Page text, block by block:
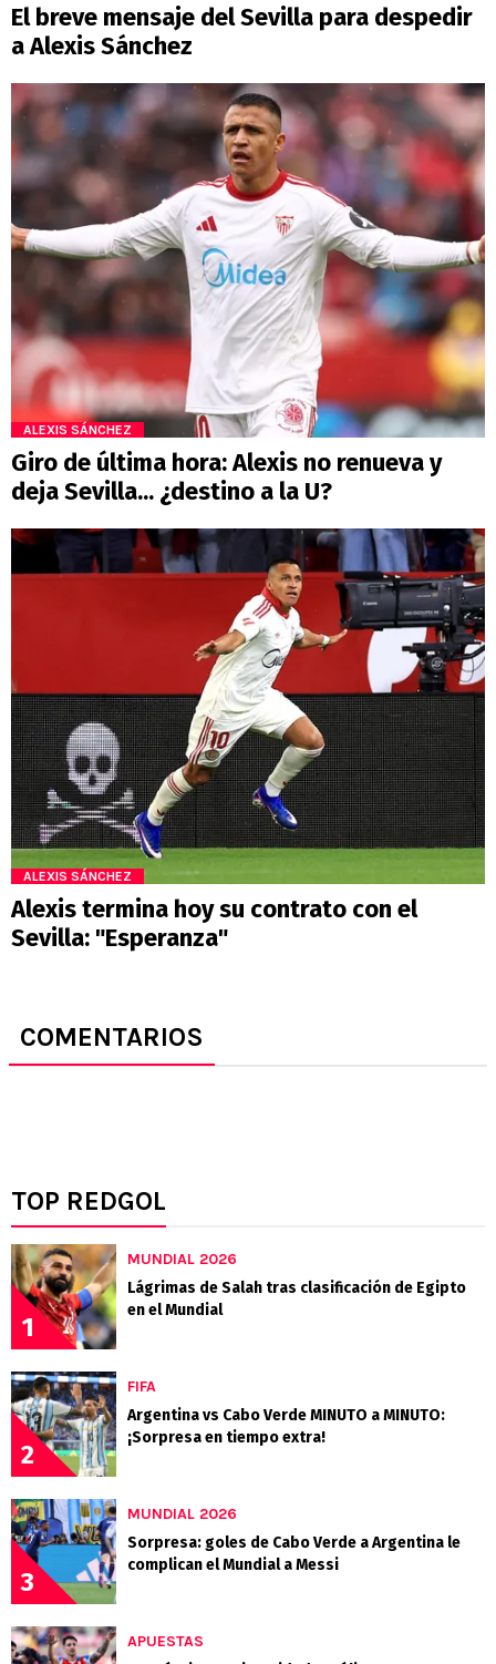
El breve mensaje del Sevilla para despedir
a Alexis Sánchez
ALEXIS SÁNCHEZ
Giro de última hora: Alexis no renueva y
deja Sevilla... ¿destino a la U?
ALEXIS SÁNCHEZ
Alexis termina hoy su contrato con el
Sevilla: "Esperanza"
COMENTARIOS
TOP REDGOL
1
MUNDIAL 2026
Lágrimas de Salah tras clasificación de Egipto
en el Mundial
2
FIFA
Argentina vs Cabo Verde MINUTO a MINUTO:
¡Sorpresa en tiempo extra!
3
MUNDIAL 2026
Sorpresa: goles de Cabo Verde a Argentina le
complican el Mundial a Messi
APUESTAS